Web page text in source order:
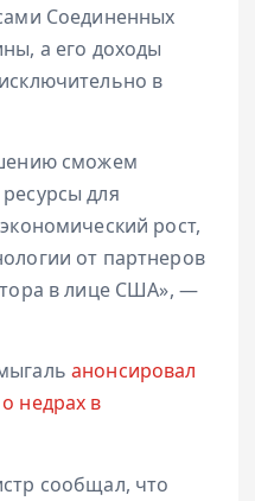
Соединенных
а его доходы
в
сможем
для
рост,
от партнеров
в лице США», —
анонсировал
недрах в
сообщал, что